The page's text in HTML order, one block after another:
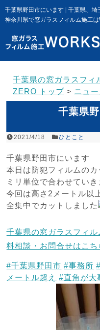
千葉県野田市にいます | 千葉県、埼
神奈川県で窓ガラスフィルム施工は
千葉県の窓ガラスフィ
ZERO トップ > ニュー
千葉県
2021/4/18 ひとこと
千葉県野田市にいます
本日は防犯フィルムの
ミリ単位で合わせていき
今回は高さ2メートル以
全集中でカットしました
千葉県の窓ガラスフィ
料相談・お問合せはこち
#千葉県野田市 #事務所
メートル超え
#直角が大